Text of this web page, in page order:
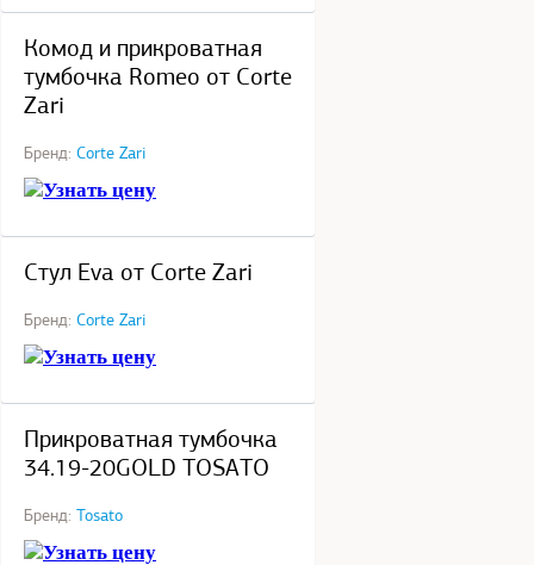
Комод и прикроватная
тумбочка Romeo от Corte
Zari
Бренд: Corte Zari
Узнать цену
Стул Eva от Corte Zari
Бренд: Corte Zari
Узнать цену
Прикроватная тумбочка
34.19-20GOLD TOSATO
Бренд: Tosato
Узнать цену